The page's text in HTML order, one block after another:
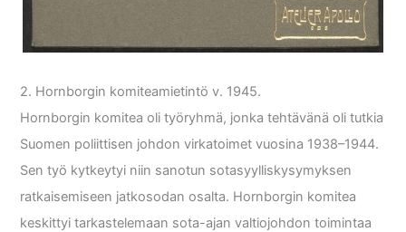
2. Hornborgin komiteamietintö v. 1945.
Hornborgin komitea oli työryhmä, jonka tehtävänä oli tutkia
Suomen poliittisen johdon virkatoimet vuosina 1938–1944.
Sen työ kytkeytyi niin sanotun sotasyylliskysymyksen
ratkaisemiseen jatkosodan osalta. Hornborgin komitea
keskittyi tarkastelemaan sota-ajan valtiojohdon toimintaa